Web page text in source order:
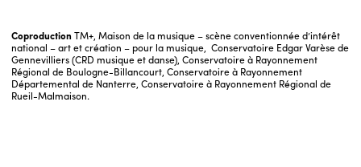
Coproduction TM+, Maison de la musique – scène conventionnée d’intérêt
national – art et création – pour la musique, Conservatoire Edgar Varèse de
Gennevilliers (CRD musique et danse), Conservatoire à Rayonnement
Régional de Boulogne-Billancourt, Conservatoire à Rayonnement
Départemental de Nanterre, Conservatoire à Rayonnement Régional de
Rueil-Malmaison.